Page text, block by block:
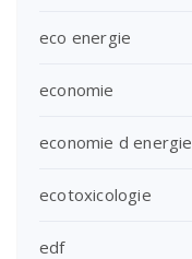
eco energie
economie
economie d energie
ecotoxicologie
edf